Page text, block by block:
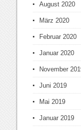
August 2020
März 2020
Februar 2020
Januar 2020
November
Juni 2019
Mai 2019
Januar 2019